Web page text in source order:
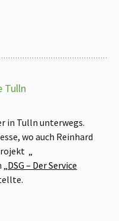
Tulln
in Tulln unterwegs.
wo auch Reinhard
„
„DSG – Der Service